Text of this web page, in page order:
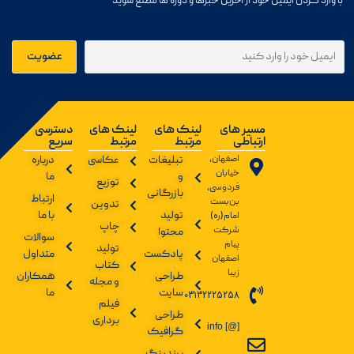
مسیر های
ارتباطی
اصفهان،
خیابان
فردوسی،
بن‌بست
امام(ره)
شرکت
پیام
اصفهان
زیبا
03132225258
info [@]
لینک های
مرتبط
تبلیغات
و
بازرگانی
تولید
محتوا
پادکست
طراحی
سایت
طراحی
گرافیک
لینک های
مرتبط
عکاسی
توزیع
تدوین
چاپ
تولید
کتاب
و مجله
فیلم
برداری
دسترسی
سریع
درباره
ما
ارتباط
با ما
سوالات
متداول
همکاران
ما